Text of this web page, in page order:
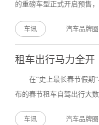
的重磅车型正式开启预售
车讯 汽车品牌圈
租车出行马力全开
在“史上最长春节假期
布的春节租车自驾出行大
车讯 汽车品牌圈